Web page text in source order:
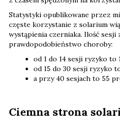
Statystyki opublikowane przez
częste korzystanie z solarium
wystąpienia czerniaka. Ilość sesji
prawdopodobieństwo choroby:
od 1 do 14 sesji ryzyko to
od 15 do 30 sesji ryzyko
a przy 40 sesjach to 55
Ciemna strona